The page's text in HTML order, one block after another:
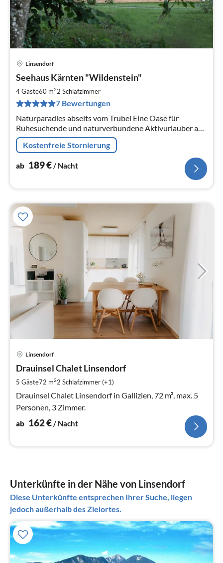
Linsendorf
Seehaus Kärnten "Wildenstein"
4 Gäste60 m22 Schlafzimmer
7 Bewertungen
Naturparadies abseits vom Trubel Eine Oase für
Ruhesuchende und naturverbundene Aktivurlauber auf
einer Insel in Südkärnten, umgeben von der Drau und
dem Linsendorfer See. NEUBAU!
Kostenfreie Stornierung
ab 189€/ Nacht
Linsendorf
Drauinsel Chalet Linsendorf
5 Gäste72 m22 Schlafzimmer (+1)
Drauinsel Chalet Linsendorf in Gallizien, 72 m², max. 5
Personen, 3 Zimmer.
ab 162€/ Nacht
Unterkünfte in der Nähe von Linsendorf
Diese Unterkünfte entsprechen Ihrer Suche, liegen
jedoch außerhalb des Zielortes.